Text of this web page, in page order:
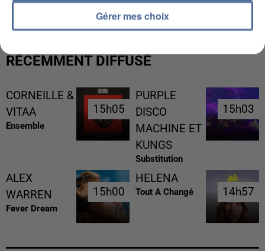
RÉCEMMENT DIFFUSÉ
CORNEILLE &
VITAA
Ensemble
15h05
15h05
PURPLE
DISCO
MACHINE ET
KUNGS
Substitution
15h03
15h03
ALEX
WARREN
Fever Dream
15h00
15h00
HELENA
Tout A Changé 14h57
14h57
Gérer mes choix